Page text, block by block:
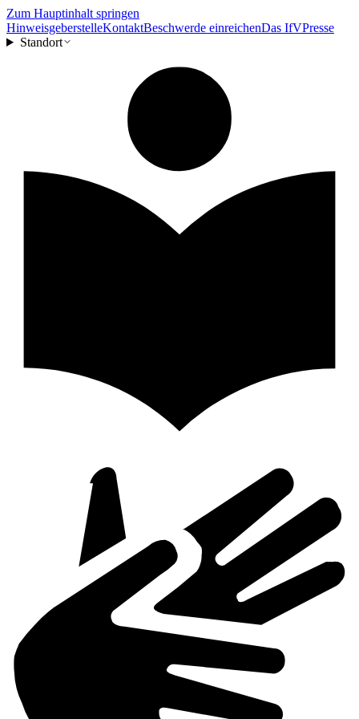
Zum Hauptinhalt springen
HinweisgeberstelleKontaktBeschwerde einreichenDas IfVPresse
Standort